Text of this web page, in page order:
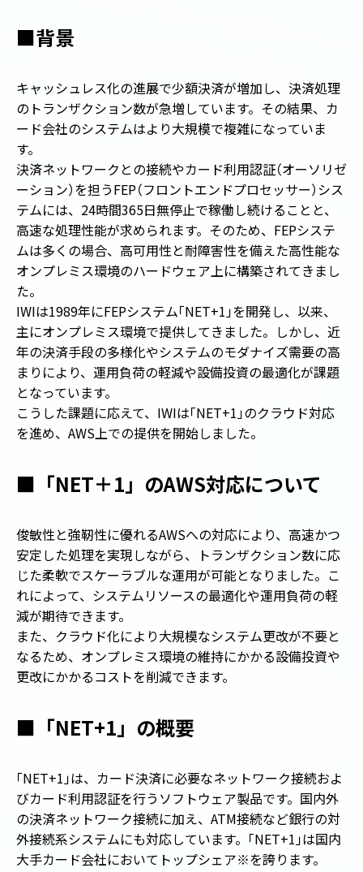
■背景
キャッシュレス化の進展で少額決済が増加し、決済処理
のトランザクション数が急増しています。その結果、カ
ード会社のシステムはより大規模で複雑になっていま
す。
決済ネットワークとの接続やカード利用認証（オーソリゼ
ーション）を担うFEP（フロントエンドプロセッサー）シス
テムには、24時間365日無停止で稼働し続けることと、
高速な処理性能が求められます。そのため、FEPシステ
ムは多くの場合、高可用性と耐障害性を備えた高性能な
オンプレミス環境のハードウェア上に構築されてきまし
た。
IWIは1989年にFEPシステム「NET+1」を開発し、以来、
主にオンプレミス環境で提供してきました。しかし、近
年の決済手段の多様化やシステムのモダナイズ需要の高
まりにより、運用負荷の軽減や設備投資の最適化が課題
となっています。
こうした課題に応えて、IWIは「NET+1」のクラウド対応
を進め、AWS上での提供を開始しました。
■「NET＋1」のAWS対応について
俊敏性と強靭性に優れるAWSへの対応により、高速かつ
安定した処理を実現しながら、トランザクション数に応
じた柔軟でスケーラブルな運用が可能となりました。こ
れによって、システムリソースの最適化や運用負荷の軽
減が期待できます。
また、クラウド化により大規模なシステム更改が不要と
なるため、オンプレミス環境の維持にかかる設備投資や
更改にかかるコストを削減できます。
■「NET+1」の概要
「NET+1」は、カード決済に必要なネットワーク接続およ
びカード利用認証を行うソフトウェア製品です。国内外
の決済ネットワーク接続に加え、ATM接続など銀行の対
外接続系システムにも対応しています。 「NET+1」は国内
大手カード会社においてトップシェア※を誇ります。